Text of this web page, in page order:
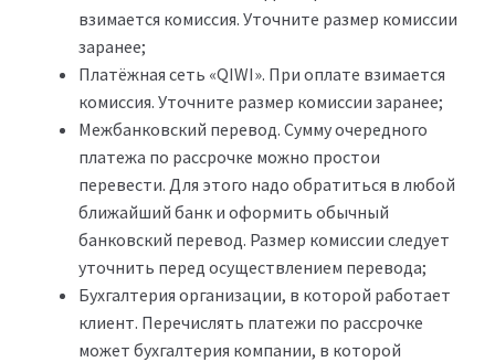
взимается комиссия. Уточните размер комиссии
заранее;
Платёжная сеть «QIWI». При оплате взимается
комиссия. Уточните размер комиссии заранее;
Межбанковский перевод. Сумму очередного
платежа по рассрочке можно простои
перевести. Для этого надо обратиться в любой
ближайший банк и оформить обычный
банковский перевод. Размер комиссии следует
уточнить перед осуществлением перевода;
Бухгалтерия организации, в которой работает
клиент. Перечислять платежи по рассрочке
может бухгалтерия компании, в которой